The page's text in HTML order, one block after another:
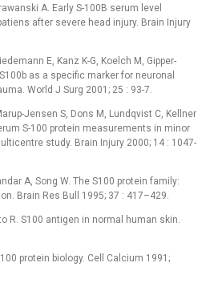
A. Early S-100B serum level
after severe head injury. Brain Injury
E, Kanz K-G, Koelch M, Gipper-
as a specific marker for neuronal
World J Surg 2001; 25 : 93-7.
Jensen S, Dons M, Lundqvist C, Kellner
S-100 protein measurements in minor
study. Brain Injury 2000; 14 : 1047-
A, Song W. The S100 protein family:
Brain Res Bull 1995; 37 : 417–429.
R. S100 antigen in normal human skin.
protein biology. Cell Calcium 1991;